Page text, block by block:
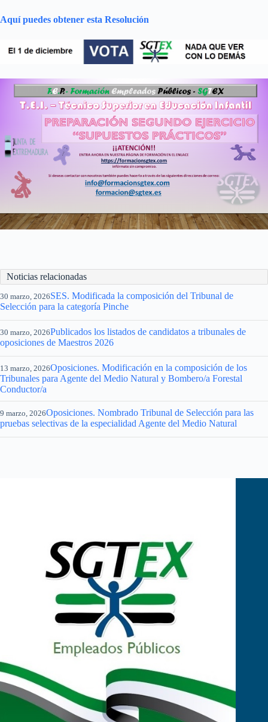
Aquí puedes obtener esta Resolución
Noticias relacionadas
30 marzo, 2026SES. Modificada la composición del Tribunal de
Selección para la categoría Pinche
30 marzo, 2026Publicados los listados de candidatos a tribunales de
oposiciones de Maestros 2026
13 marzo, 2026Oposiciones. Modificación en la composición de los
Tribunales para Agente del Medio Natural y Bombero/a Forestal
Conductor/a
9 marzo, 2026Oposiciones. Nombrado Tribunal de Selección para las
pruebas selectivas de la especialidad Agente del Medio Natural